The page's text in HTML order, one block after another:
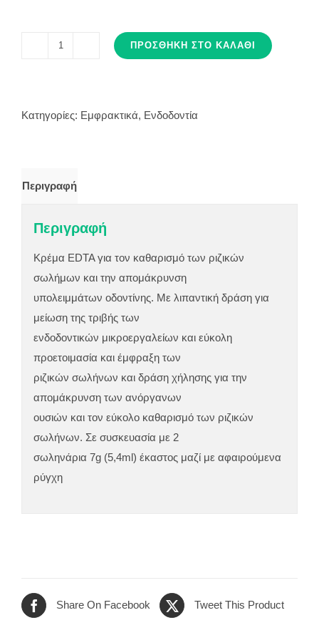
SYRINGE
ΠΡΟΣΘΉΚΗ ΣΤΟ ΚΑΛΆΘΙ
Κατηγορίες: Εμφρακτικά, Ενδοδοντία
Περιγραφή
Περιγραφή
Κρέμα EDTA για τον καθαρισμό των ριζικών
σωλήμων και την απομάκρυνση
υπολειμμάτων οδοντίνης. Με λιπαντική δράση για
μείωση της τριβής των
ενδοδοντικών μικροεργαλείων και εύκολη
προετοιμασία και έμφραξη των
ριζικών σωλήνων και δράση χήλησης για την
απομάκρυνση των ανόργανων
ουσιών και τον εύκολο καθαρισμό των ριζικών
σωλήνων. Σε συσκευασία με 2
σωληνάρια 7g (5,4ml) έκαστος μαζί με αφαιρούμενα
ρύγχη
Share On Facebook Tweet This Product